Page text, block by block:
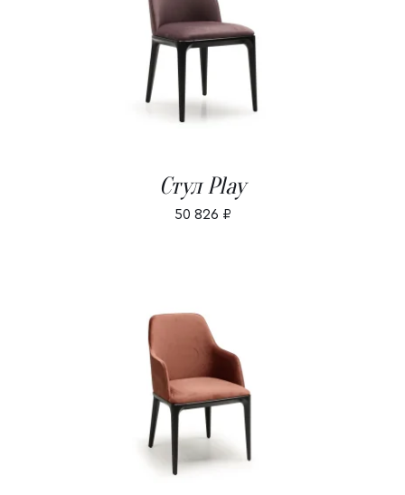
В КОРЗИНУ / ДЕТАЛИ
Стул Play
50 826 ₽
В КОРЗИНУ / ДЕТАЛИ